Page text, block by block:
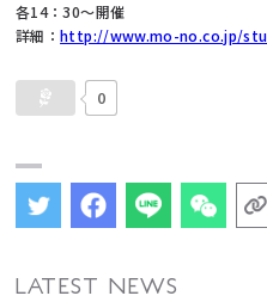
各14：30～開催
詳細：http://www.mo-no.co.jp/
0
LATEST NEWS